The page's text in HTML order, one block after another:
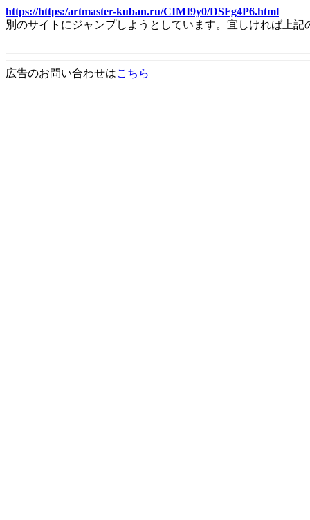
https://https:/artmaster-kuban.ru/CIMI9y0/DSFg4P6.html
別のサイトにジャンプしようとしています。宜しければ上
広告のお問い合わせはこちら